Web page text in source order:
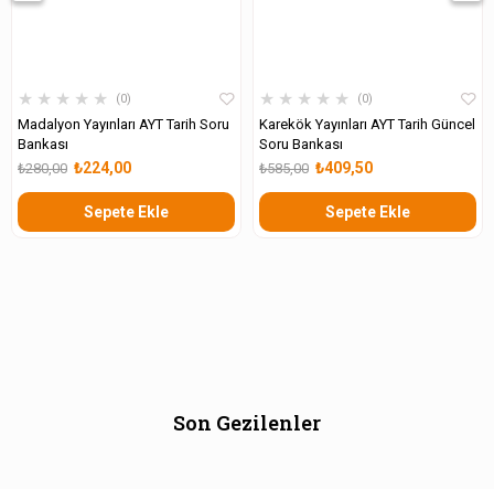
★ ★ ★ ★ ★ 0
Madalyon Yayınları AYT Tarih Soru
Bankası
₺224,00
₺280,00
Sepete Ekle
★ ★ ★ ★ ★ 0
Karekök Yayınları AYT Tarih Güncel
Soru Bankası
₺409,50
₺585,00
Sepete Ekle
Son Gezilenler